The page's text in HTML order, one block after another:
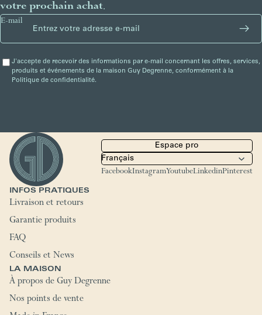
votre prochain achat.
E-mail
J'accepte de recevoir des informations par e-mail concernant les offres, services,
produits et événements de la maison Guy Degrenne, conformément à la
Politique de confidentialité.
Espace pro
FacebookInstagramYoutubeLinkedinPinterest
INFOS PRATIQUES
Livraison et retours
Garantie produits
FAQ
Conseils et News
LA MAISON
À propos de Guy Degrenne
Nos points de vente